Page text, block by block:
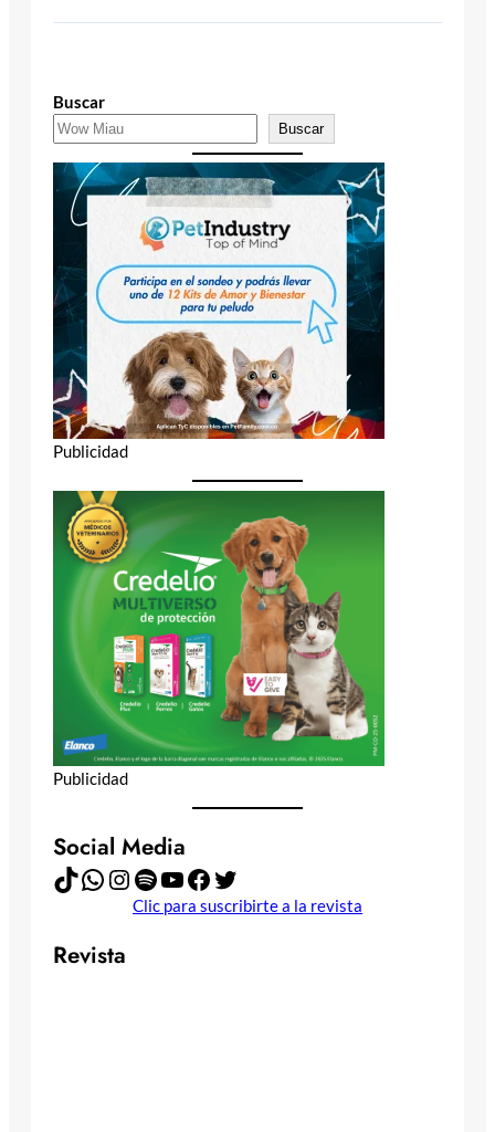
Buscar
Buscar
Publicidad
Publicidad
Social Media
TikTok WhatsApp Instagram Spotify YouTube Facebook Twitter
Clic para suscribirte a la revista
Revista